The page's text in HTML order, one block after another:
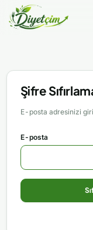
Şifre
E-posta adresinizi
E-posta